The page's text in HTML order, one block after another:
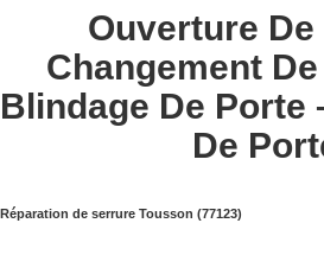
Ouverture De
Changement
Blindage De Porte
De
Réparation de serrure Tousson (77123)